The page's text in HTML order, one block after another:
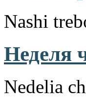
Nashi
Неделя
Nedelia